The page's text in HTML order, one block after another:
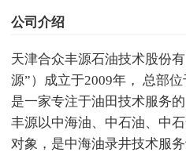
公司介绍
天津合众丰源石油技术股份
源”）成立于2009年， 总部
是一家专注于油田技术服务
丰源以中海油、中石油、中
对象，是中海油录井技术服